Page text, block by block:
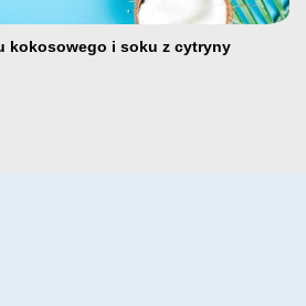
kokosowego i soku z cytryny